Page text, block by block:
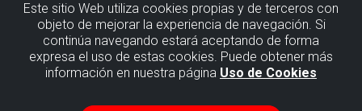
Este sitio Web utiliza cookies propias y de terceros con
objeto de mejorar la experiencia de navegación. Si
continúa navegando estará aceptando de forma
expresa el uso de estas cookies. Puede obtener más
información en nuestra página Uso de Cookies